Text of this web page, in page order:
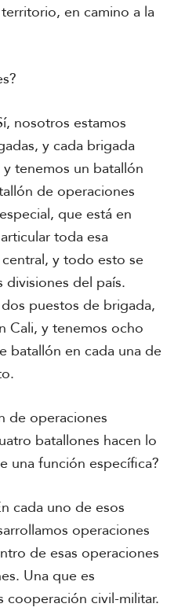
en camino a la
nosotros estamos
y cada brigada
tenemos un batallón
de operaciones
que está en
toda esa
y todo esto se
divisiones del país.
puestos de brigada,
Cali, y tenemos ocho
batallón en cada una de
de operaciones
batallones hacen lo
una función específica?
cada uno de esos
operaciones
de esas operaciones
Una que es
cooperación civil-militar.